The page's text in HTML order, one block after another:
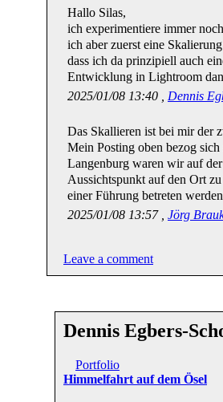
Hallo Silas,
ich experimentiere immer
ich aber zuerst eine
dass ich da prinzipiell auch
Entwicklung in Lightroom
2025/01/08 13:40 , Dennis
Das Skallieren ist bei mir der
Mein Posting oben bezog
Langenburg waren wir auf
Aussichtspunkt auf den Ort
einer Führung betreten
2025/01/08 13:57 , Jörg
Leave a comment
Dennis Egbers-
Portfolio
Himmelfahrt auf dem Ösel